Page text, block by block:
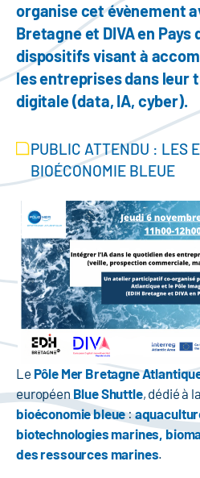
organise cet évènement
Bretagne et DIVA en Pays
dispositifs visant à
les entreprises dans leur
digitale (data, IA, cyber).
PUBLIC ATTENDU : LES
BIOÉCONOMIE BLEUE
Le Pôle Mer Bretagne
européen Blue Shuttle, dédié à la
bioéconomie bleue:
biotechnologies marines,
des ressources marines.